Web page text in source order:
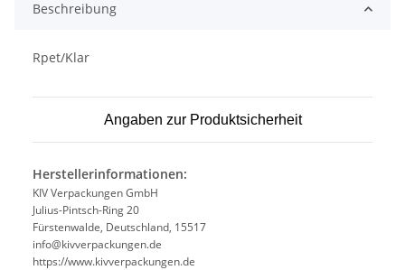
Beschreibung
Rpet/Klar
Angaben zur Produktsicherheit
Herstellerinformationen:
KIV Verpackungen GmbH
Julius-Pintsch-Ring 20
Fürstenwalde, Deutschland, 15517
info@kivverpackungen.de
https://www.kivverpackungen.de